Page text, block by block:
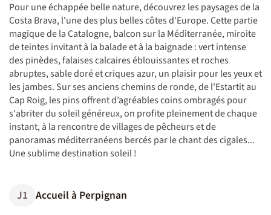
Pour une échappée belle nature, découvrez les paysages de la
Costa Brava, l'une des plus belles côtes d'Europe. Cette partie
magique de la Catalogne, balcon sur la Méditerranée, miroite
de teintes invitant à la balade et à la baignade : vert intense
des pinèdes, falaises calcaires éblouissantes et roches
abruptes, sable doré et criques azur, un plaisir pour les yeux et
les jambes. Sur ses anciens chemins de ronde, de l'Estartit au
Cap Roig, les pins offrent d’agréables coins ombragés pour
s'abriter du soleil généreux, on profite pleinement de chaque
instant, à la rencontre de villages de pêcheurs et de
panoramas méditerranéens bercés par le chant des cigales...
Une sublime destination soleil !
J1 Accueil à Perpignan